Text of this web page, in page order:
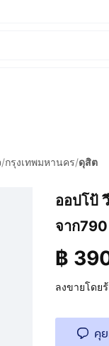
/กรุงเทพมหานคร/ดุสิต
ออปโป้
จาก790
฿
ลงขายโดย
คุ